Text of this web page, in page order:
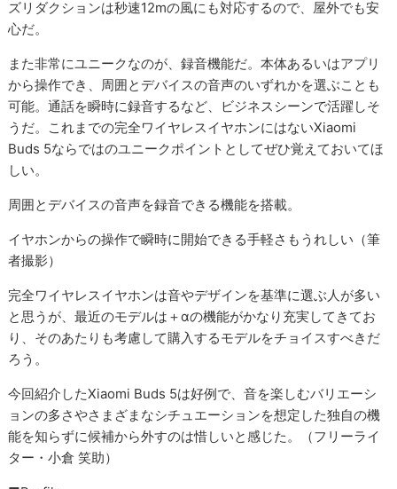
ズリダクションは秒速12mの風にも対応するので、屋外でも安
心だ。
また非常にユニークなのが、録音機能だ。本体あるいはアプリ
から操作でき、周囲とデバイスの音声のいずれかを選ぶことも
可能。通話を瞬時に録音するなど、ビジネスシーンで活躍しそ
うだ。これまでの完全ワイヤレスイヤホンにはないXiaomi
Buds 5ならではのユニークポイントとしてぜひ覚えておいてほ
しい。
周囲とデバイスの音声を録音できる機能を搭載。
イヤホンからの操作で瞬時に開始できる手軽さもうれしい（筆
者撮影）
完全ワイヤレスイヤホンは音やデザインを基準に選ぶ人が多い
と思うが、最近のモデルは＋αの機能がかなり充実してきてお
り、そのあたりも考慮して購入するモデルをチョイスすべきだ
ろう。
今回紹介したXiaomi Buds 5は好例で、音を楽しむバリエーシ
ョンの多さやさまざまなシチュエーションを想定した独自の機
能を知らずに候補から外すのは惜しいと感じた。（フリーライ
ター・小倉 笑助）